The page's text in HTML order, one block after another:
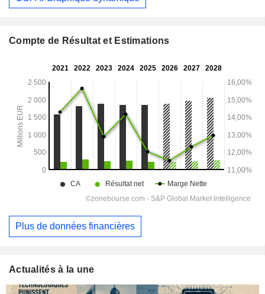
Compte de Résultat et Estimations
Plus de données financières
Actualités à la une